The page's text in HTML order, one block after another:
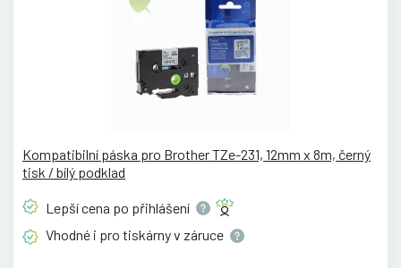
Kompatibilní páska pro Brother TZe-231, 12mm x 8m, černý
tisk / bílý podklad
Lepší cena po přihlášení
Vhodné i pro tiskárny v záruce